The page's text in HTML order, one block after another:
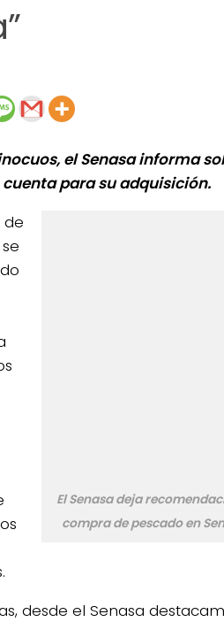
el Senasa informa
para su adquisición.
El Senasa deja
compra de pescado en
de
desde el Senasa